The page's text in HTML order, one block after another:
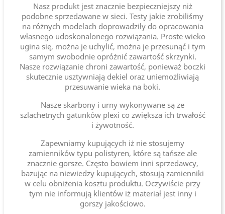
Nasz produkt jest znacznie bezpieczniejszy niż
podobne sprzedawane w sieci. Testy jakie zrobiliśmy
na różnych modelach doprowadziły do opracowania
własnego udoskonalonego rozwiązania. Proste wieko
ugina się, można je uchylić, można je przesunąć i tym
samym swobodnie opróżnić zawartość skrzynki.
Nasze rozwiązanie chroni zawartość, ponieważ boczki
skutecznie usztywniają dekiel oraz uniemożliwiają
przesuwanie wieka na boki.
Nasze skarbony i urny wykonywane są ze
szlachetnych gatunków plexi co zwiększa ich trwałość
i żywotność.
Zapewniamy kupujących iż nie stosujemy
zamienników typu polistyren, które są tańsze ale
znacznie gorsze. Często bowiem inni sprzedawcy,
bazując na niewiedzy kupujących, stosują zamienniki
w celu obniżenia kosztu produktu. Oczywiście przy
tym nie informują klientów iż materiał jest inny i
gorszy jakościowo.